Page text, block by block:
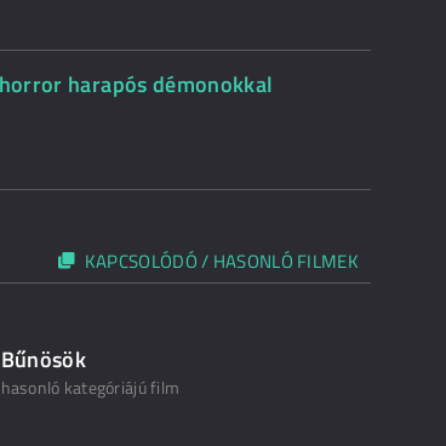
harapós démonokkal
KAPCSOLÓDÓ / HASONLÓ FILMEK
Bűnösök
hasonló kategóriájú film